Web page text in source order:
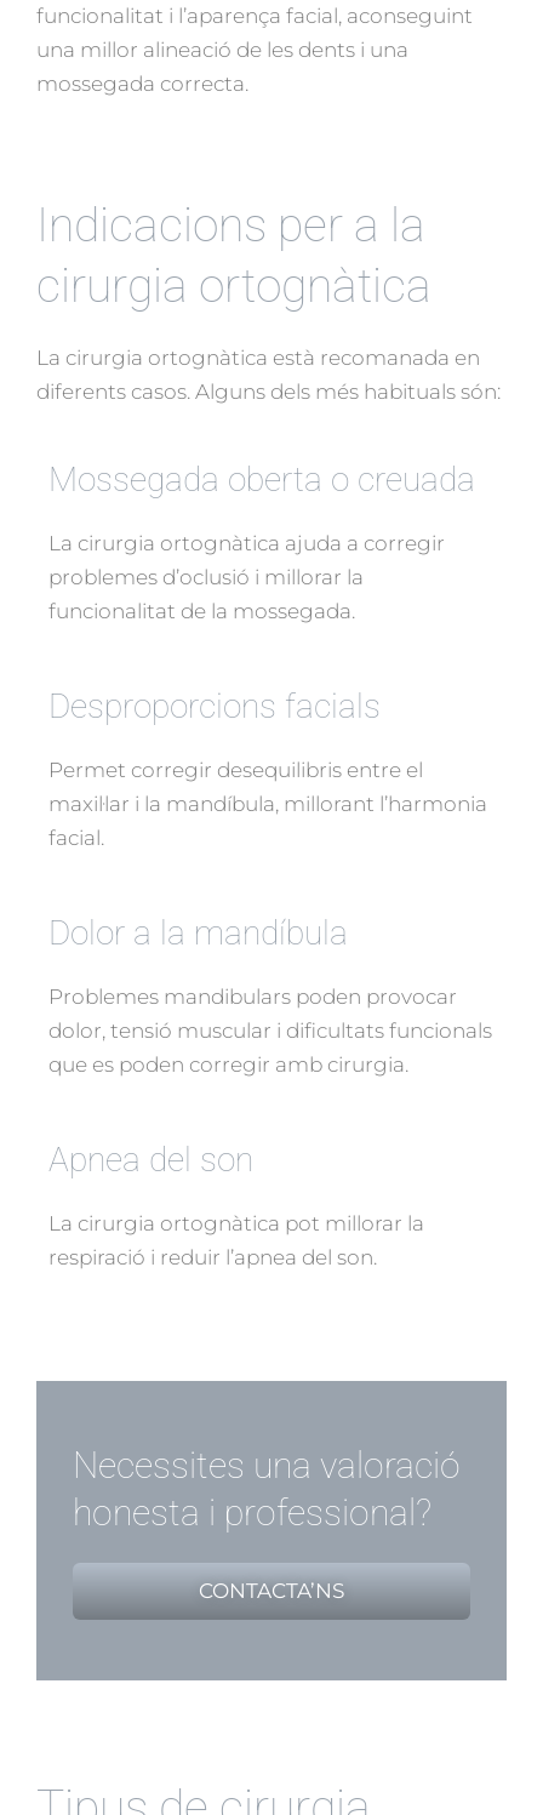
funcionalitat i l’aparença facial, aconseguint
una millor alineació de les dents i una
mossegada correcta.
Indicacions per a la
cirurgia ortognàtica
La cirurgia ortognàtica està recomanada en
diferents casos. Alguns dels més habituals són:
Mossegada oberta o creuada
La cirurgia ortognàtica ajuda a corregir
problemes d’oclusió i millorar la
funcionalitat de la mossegada.
Desproporcions facials
Permet corregir desequilibris entre el
maxil·lar i la mandíbula, millorant l’harmonia
facial.
Dolor a la mandíbula
Problemes mandibulars poden provocar
dolor, tensió muscular i dificultats funcionals
que es poden corregir amb cirurgia.
Apnea del son
La cirurgia ortognàtica pot millorar la
respiració i reduir l’apnea del son.
Necessites una valoració
honesta i professional?
CONTACTA’NS